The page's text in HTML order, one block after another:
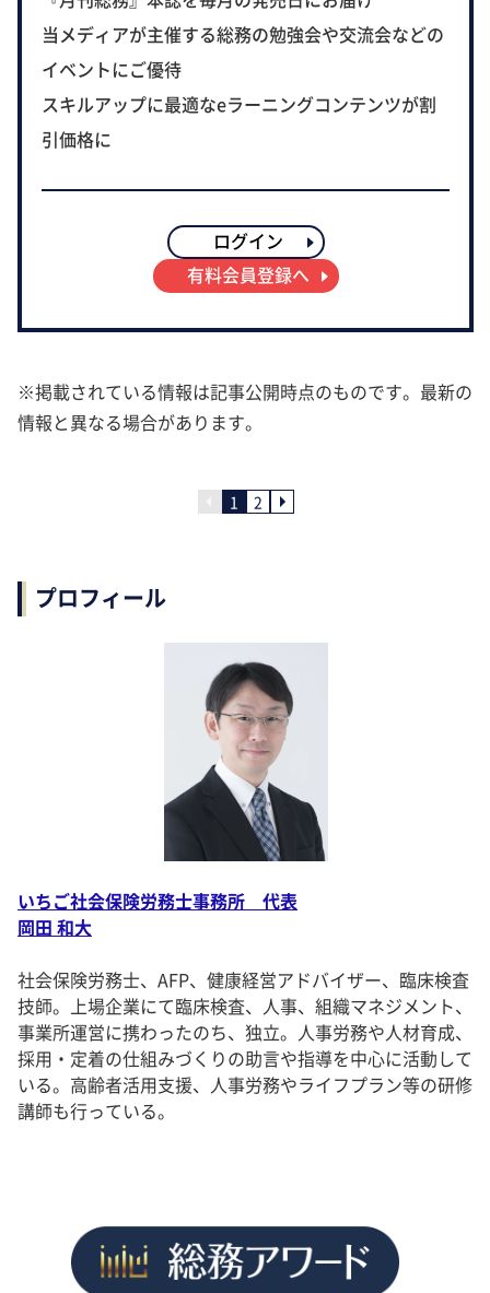
当メディアが主催する総務の勉強会や交流会などの
イベントにご優待
スキルアップに最適なeラーニングコンテンツが割
引価格に
ログイン
有料会員登録へ
※掲載されている情報は記事公開時点のものです。最新の
情報と異なる場合があります。
1 2
プロフィール
いちご社会保険労務士事務所 代表
岡田 和大
社会保険労務士、AFP、健康経営アドバイザー、臨床検査
技師。上場企業にて臨床検査、人事、組織マネジメント、
事業所運営に携わったのち、独立。人事労務や人材育成、
採用・定着の仕組みづくりの助言や指導を中心に活動して
いる。高齢者活用支援、人事労務やライフプラン等の研修
講師も行っている。